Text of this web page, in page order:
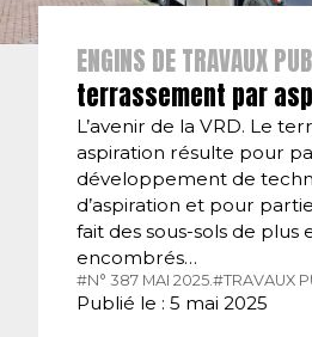
ENGINS DE TRAVAUX
terrassement par
L’avenir de la VRD. Le
aspiration résulte pour
développement de
d’aspiration et pour
fait des sous-sols de plus
encombrés…
#N° 387 MAI 2025. #TRAVAUX
Publié le : 5 mai 2025